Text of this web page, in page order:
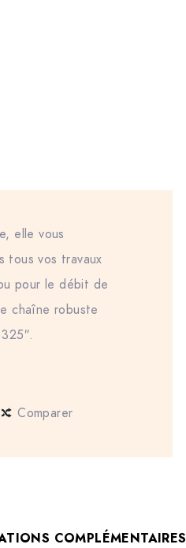
elle vous
tous vos travaux
pour le débit de
chaîne robuste
Comparer
COMPLÉMENTAIRES